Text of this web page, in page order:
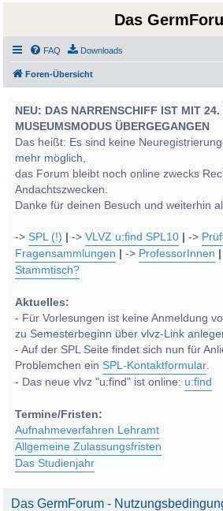
Das
FAQ Downloads
Foren-Übersicht
NEU: DAS NARRENSCHIFF IST MIT
MUSEUMSMODUS ÜBERGEGANGEN
Das heißt: Es sind keine
mehr möglich,
das Forum bleibt noch online zwecks
Andachtszwecken.
Danke für deinen Besuch und weiterhin
->SPL (!) ->VLVZ u:find SPL10 ->
Fragensammlungen
-> ProfessorInnen
Stammtisch?
Aktuelles:
- Für Vorlesungen ist keine Anmeldung
zu Semesterbeginn über vlvz-Link
- Auf der SPL Seite findet sich nun für
Problemchen einSPL-Kontaktformular.
- Das neue vlvz "u:find" ist online: u:find
Termine/Fristen:
Aufnahmeverfahren Lehramt
Allgemeine Zulassungsfristen
Das Studienjahr
Das GermForum -